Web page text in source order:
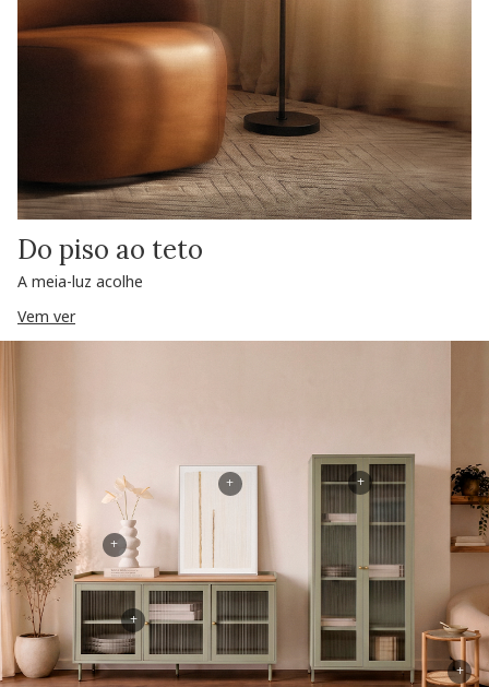
Do piso ao teto
A meia-luz acolhe
Vem ver
+
+
+
+
+